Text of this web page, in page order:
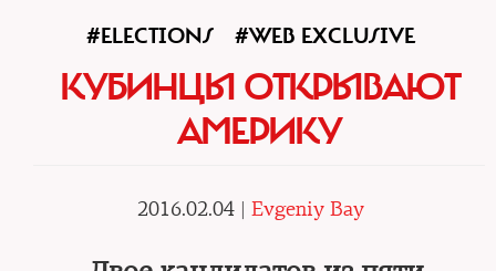
#ELECTIONS #WEB EXCLUSIVE
КУБИНЦЫ ОТКРЫВАЮТ
АМЕРИКУ
2016.02.04 | Evgeniy Bay